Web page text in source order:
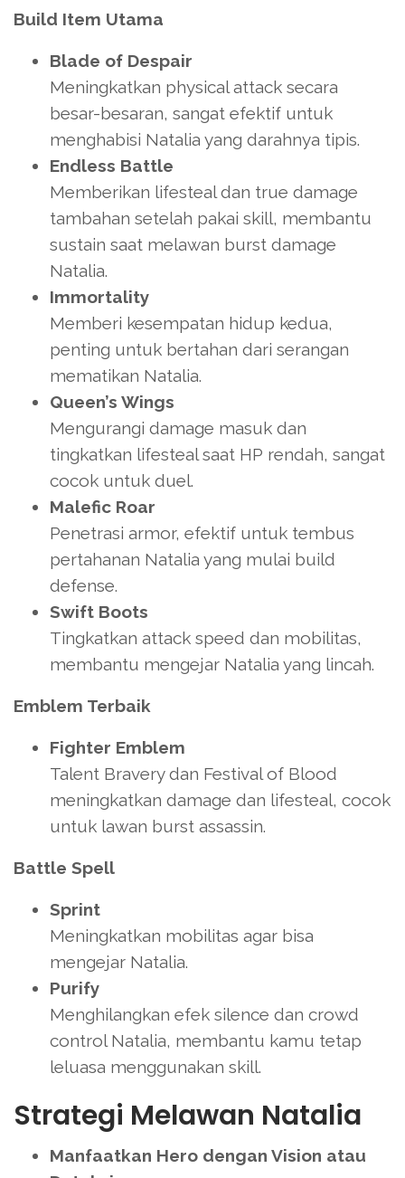
Build Item Utama
Blade of Despair
Meningkatkan physical attack secara
besar-besaran, sangat efektif untuk
menghabisi Natalia yang darahnya tipis.
Endless Battle
Memberikan lifesteal dan true damage
tambahan setelah pakai skill, membantu
sustain saat melawan burst damage
Natalia.
Immortality
Memberi kesempatan hidup kedua,
penting untuk bertahan dari serangan
mematikan Natalia.
Queen’s Wings
Mengurangi damage masuk dan
tingkatkan lifesteal saat HP rendah, sangat
cocok untuk duel.
Malefic Roar
Penetrasi armor, efektif untuk tembus
pertahanan Natalia yang mulai build
defense.
Swift Boots
Tingkatkan attack speed dan mobilitas,
membantu mengejar Natalia yang lincah.
Emblem Terbaik
Fighter Emblem
Talent Bravery dan Festival of Blood
meningkatkan damage dan lifesteal, cocok
untuk lawan burst assassin.
Battle Spell
Sprint
Meningkatkan mobilitas agar bisa
mengejar Natalia.
Purify
Menghilangkan efek silence dan crowd
control Natalia, membantu kamu tetap
leluasa menggunakan skill.
Strategi Melawan Natalia
Manfaatkan Hero dengan Vision atau